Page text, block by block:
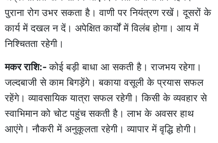
पुराना रोग उभर सकता है। वाणी पर नियंत्रण रखें। दूसरों के
कार्य में दखल न दें। अपेक्षित कार्यों में विलंब होगा। आय में
निश्चितता रहेगी।
मकर राशि:-कोई बड़ी बाधा आ सकती है। राजभय रहेगा।
जल्दबाजी से काम बिगड़ेंगे। बकाया वसूली के प्रयास सफल
रहेंगे। व्यावसायिक यात्रा सफल रहेगी। किसी के व्यवहार से
स्वाभिमान को चोट पहुंच सकती है। लाभ के अवसर हाथ
आएंगे। नौकरी में अनुकूलता रहेगी। व्यापार में वृद्धि होगी।